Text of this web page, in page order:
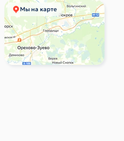
Мы на карте